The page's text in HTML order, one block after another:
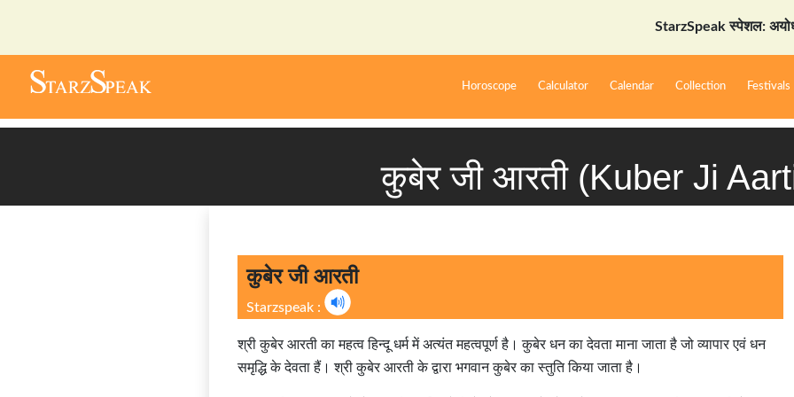
StarzSpeak स्पेशल: अयोध्या दर्शन
Horoscope Calculator Calendar Collection Festivals
कुबेर जी आरती (Kuber Ji
कुबेर जी आरती
Starzspeak :
श्री कुबेर आरती का महत्व हिन्दू धर्म में अत्यंत महत्वपूर्ण है। कुबेर धन का देवता माना जाता है जो व्यापार एवं धन
समृद्धि के देवता हैं। श्री कुबेर आरती के द्वारा भगवान कुबेर का स्तुति किया जाता है।